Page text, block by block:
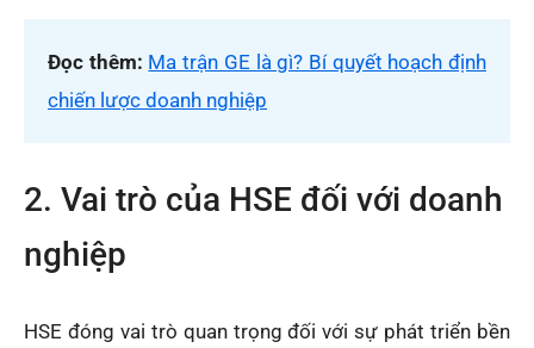
Đọc thêm: Ma trận GE là gì? Bí quyết hoạch định
chiến lược doanh nghiệp
2. Vai trò của HSE đối với doanh
nghiệp
HSE đóng vai trò quan trọng đối với sự phát triển bền